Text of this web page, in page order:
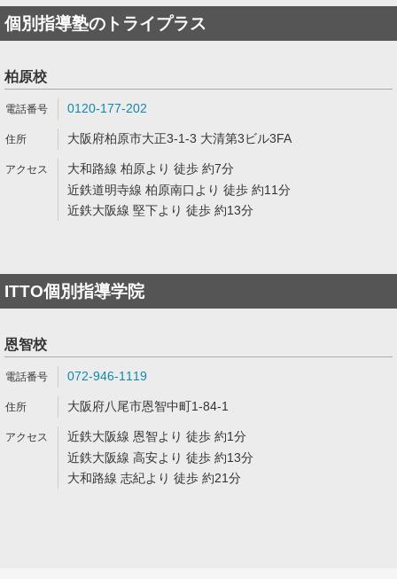
個別指導塾のトライプラス
柏原校
0120-177-202
大阪府柏原市大正3-1-3 大清第3ビル3FA
大和路線 柏原より 徒歩 約7分
近鉄道明寺線 柏原南口より 徒歩 約11分
近鉄大阪線 堅下より 徒歩 約13分
ITTO個別指導学院
恩智校
072-946-1119
大阪府八尾市恩智中町1-84-1
近鉄大阪線 恩智より 徒歩 約1分
近鉄大阪線 高安より 徒歩 約13分
大和路線 志紀より 徒歩 約21分